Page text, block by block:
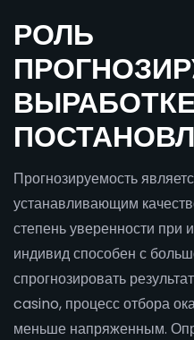
РОЛЬ
ВЫРАБОТКЕ
Прогнозируемость
устанавливающим
степень уверенности при
индивид способен с
спрогнозировать
casino, процесс отбора
меньше напряженным.